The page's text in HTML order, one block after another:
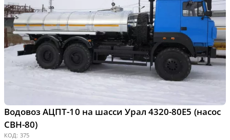
Водовоз АЦПТ-10 на шасси Урал 4320-80Е5 (насос
СВН-80)
КОД: 375